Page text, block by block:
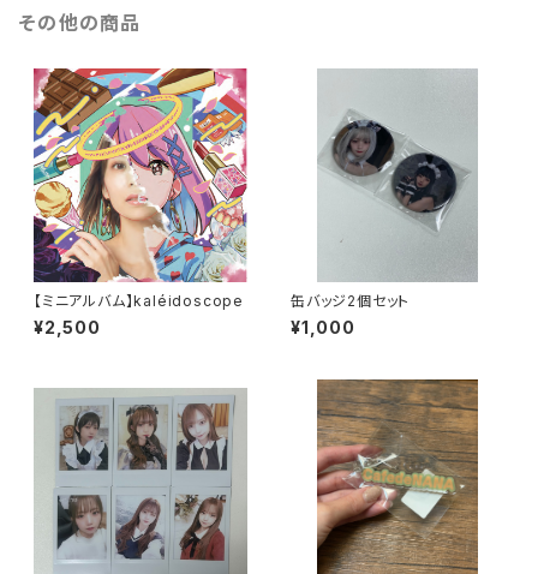
その他の商品
【ミニアルバム】kaléidoscope
¥2,500
缶バッジ2個セット
¥1,000